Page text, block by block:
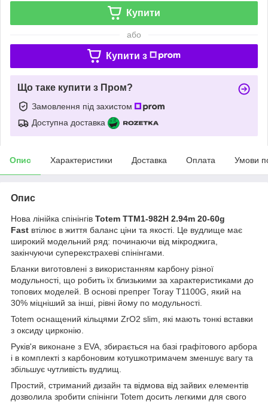
Купити
або
Купити з
Що таке купити з Пром?
Замовлення під захистом
Доступна доставка
Опис Характеристики Доставка Оплата Умови
Опис
Нова лінійка спінінгів Totem TTM1-982H 2.94m 20-60g
Fast втілює в життя баланс ціни та якості. Це вудлище має
широкий модельний ряд: починаючи від мікроджига,
закінчуючи суперекстрахеві спінінгами.
Бланки виготовлені з використанням карбону різної
модульності, що робить їх близькими за характеристиками до
топових моделей. В основі препрег Toray Т1100G, який на
30% міцніший за інші, рівні йому по модульності.
Totem оснащений кільцями ZrO2 slim, які мають тонкі вставки
з оксиду цирконію.
Руків'я виконане з EVA, збирається на базі графітового арбора
і в комплекті з карбоновим котушкотримачем зменшує вагу та
збільшує чутливість вудлищ.
Простий, стриманий дизайн та відмова від зайвих елементів
дозволила зробити спінінги Totem досить легкими для свого